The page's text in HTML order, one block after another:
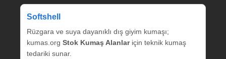
Softshell
Rüzgara ve suya dayanıklı dış giyim kumaşı;
kumas.org Stok Kumaş Alanlariçin teknik kumaş
tedariki sunar.